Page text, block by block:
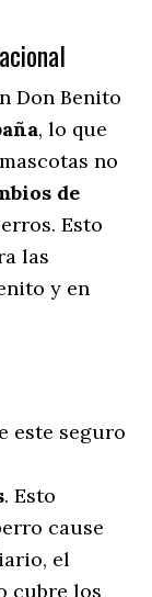
Don Benito
, lo que
no
de
. Esto
las
y en
este seguro
. Esto
cause
el
cubre los